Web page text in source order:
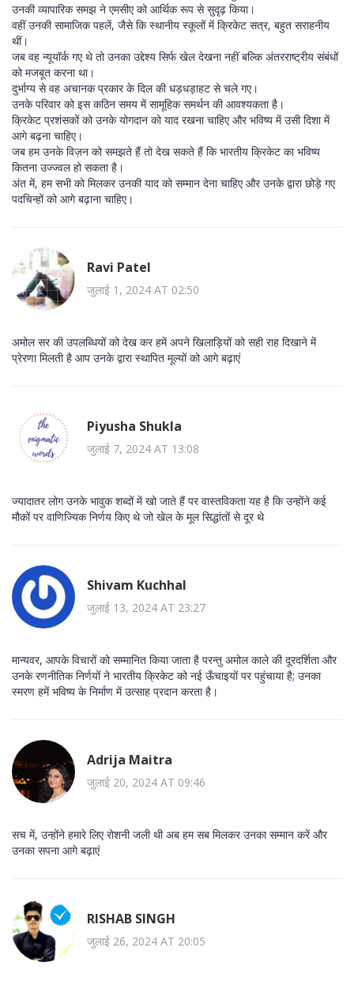
उनकी व्यापारिक समझ ने एमसीए को आर्थिक रूप से सुदृढ़ किया।
वहीं उनकी सामाजिक पहलें, जैसे कि स्थानीय स्कूलों में क्रिकेट सत्र, बहुत सराहनीय
थीं।
जब वह न्यूयॉर्क गए थे तो उनका उद्देश्य सिर्फ खेल देखना नहीं बल्कि अंतरराष्ट्रीय संबंधों
को मजबूत करना था।
दुर्भाग्य से वह अचानक प्रकार के दिल की धड़धड़ाहट से चले गए।
उनके परिवार को इस कठिन समय में सामूहिक समर्थन की आवश्यकता है।
क्रिकेट प्रशंसकों को उनके योगदान को याद रखना चाहिए और भविष्य में उसी दिशा में
आगे बढ़ना चाहिए।
जब हम उनके विज़न को समझते हैं तो देख सकते हैं कि भारतीय क्रिकेट का भविष्य
कितना उज्ज्वल हो सकता है।
अंत में, हम सभी को मिलकर उनकी याद को सम्मान देना चाहिए और उनके द्वारा छोड़े गए
पदचिन्हों को आगे बढ़ाना चाहिए।
Ravi Patel
जुलाई 1, 2024 AT 02:50
अमोल सर की उपलब्धियों को देख कर हमें अपने खिलाड़ियों को सही राह दिखाने में
प्रेरणा मिलती है आप उनके द्वारा स्थापित मूल्यों को आगे बढ़ाएं
Piyusha Shukla
जुलाई 7, 2024 AT 13:08
ज्यादातर लोग उनके भावुक शब्दों में खो जाते हैं पर वास्तविकता यह है कि उन्होंने कई
मौकों पर वाणिज्यिक निर्णय किए थे जो खेल के मूल सिद्धांतों से दूर थे
Shivam Kuchhal
जुलाई 13, 2024 AT 23:27
मान्यवर, आपके विचारों को सम्मानित किया जाता है परन्तु अमोल काले की दूरदर्शिता और
उनके रणनीतिक निर्णयों ने भारतीय क्रिकेट को नई ऊँचाइयों पर पहुंचाया है; उनका
स्मरण हमें भविष्य के निर्माण में उत्साह प्रदान करता है।
Adrija Maitra
जुलाई 20, 2024 AT 09:46
सच में, उन्‍होंने हमारे लिए रोशनी जली थी अब हम सब मिलकर उनका सम्मान करें और
उनका सपना आगे बढ़ाएं
RISHAB SINGH
जुलाई 26, 2024 AT 20:05